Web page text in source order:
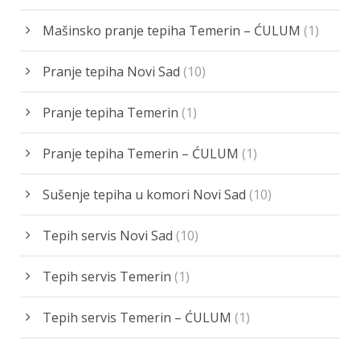
Mašinsko pranje tepiha Temerin – ĆULUM (1)
Pranje tepiha Novi Sad (10)
Pranje tepiha Temerin (1)
Pranje tepiha Temerin – ĆULUM (1)
Sušenje tepiha u komori Novi Sad (10)
Tepih servis Novi Sad (10)
Tepih servis Temerin (1)
Tepih servis Temerin – ĆULUM (1)